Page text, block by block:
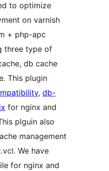
to optimize
on varnish
+ php-apc
three type of
db cache
This plugin
, db-
for nginx and
plguin also
management
We have
for nginx and